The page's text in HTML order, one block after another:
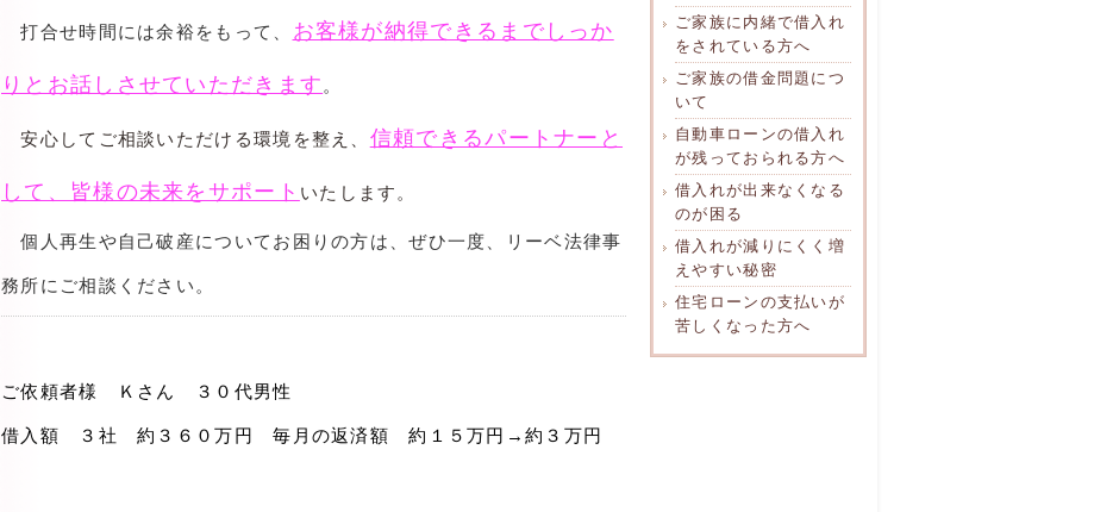
打合せ時間には余裕をもって、 お客様が納得できるまでしっか
りとお話しさせていただきます 。
安心してご相談いただける環境を整え、 信頼できるパートナーと
して、皆様の未来をサポート いたします。
個人再生や自己破産についてお困りの方は、ぜひ一度、リーベ法律事
務所にご相談ください。
ご依頼者様 Ｋさん ３０代男性
借入額 ３社 約３６０万円 毎月の返済額 約１５万円→約３万円
ご家族に内緒で借入れ
をされている方へ
ご家族の借金問題につ
いて
自動車ローンの借入れ
が残っておられる方へ
借入れが出来なくなる
のが困る
借入れが減りにくく増
えやすい秘密
住宅ローンの支払いが
苦しくなった方へ